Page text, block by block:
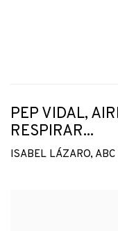
PEP VIDAL,
RESPIRAR...
ISABEL LÁZARO,